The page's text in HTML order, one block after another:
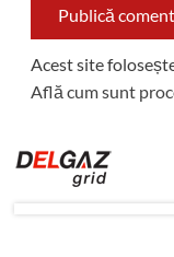
Acest site
Află cum sunt